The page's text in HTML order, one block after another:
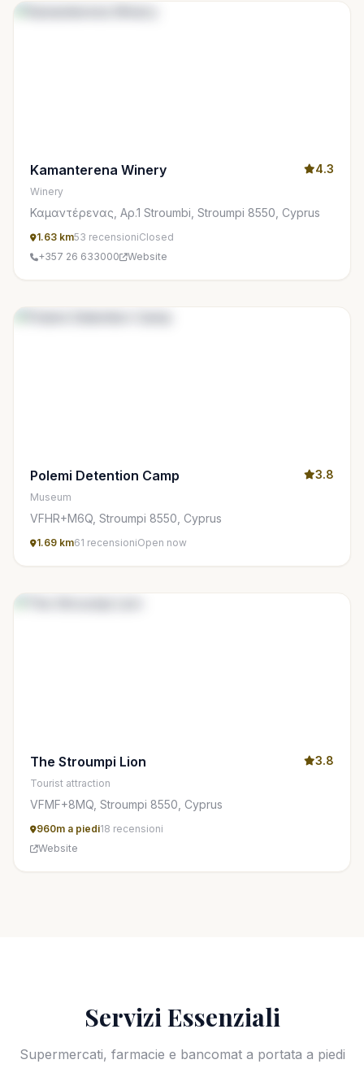
Kamanterena Winery 4.3
Winery
Καμαντέρενας, Αρ.1 Stroumbi, Stroumpi 8550, Cyprus
1.63 km53 recensioniClosed
+357 26 633000
Website
Polemi Detention Camp 3.8
Museum
VFHR+M6Q, Stroumpi 8550, Cyprus
1.69 km61 recensioniOpen now
The Stroumpi Lion 3.8
Tourist attraction
VFMF+8MQ, Stroumpi 8550, Cyprus
960m a piedi18 recensioni
Website
Servizi Essenziali
Supermercati, farmacie e bancomat a portata a piedi